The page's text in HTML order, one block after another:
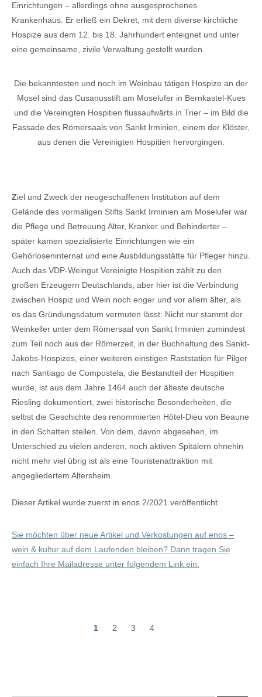
Einrichtungen – allerdings ohne ausgesprochenes
Krankenhaus. Er erließ ein Dekret, mit dem diverse kirchliche
Hospize aus dem 12. bis 18. Jahrhundert enteignet und unter
eine gemeinsame, zivile Verwaltung gestellt wurden.
Die bekanntesten und noch im Weinbau tätigen Hospize an der
Mosel sind das Cusanusstift am Moselufer in Bernkastel-Kues
und die Vereinigten Hospitien flussaufwärts in Trier – im Bild die
Fassade des Römersaals von Sankt lrminien, einem der Klöster,
aus denen die Vereinigten Hospitien hervorgingen.
Ziel und Zweck der neugeschaffenen Institution auf dem
Gelände des vormaligen Stifts Sankt Irminien am Moselufer war
die Pflege und Betreuung Alter, Kranker und Behinderter –
später kamen spezialisierte Einrichtungen wie ein
Gehörloseninternat und eine Ausbildungsstätte für Pfleger hinzu.
Auch das VDP-Weingut Vereinigte Hospitien zählt zu den
großen Erzeugern Deutschlands, aber hier ist die Verbindung
zwischen Hospiz und Wein noch enger und vor allem älter, als
es das Gründungsdatum vermuten lässt: Nicht nur stammt der
Weinkeller unter dem Römersaal von Sankt Irminien zumindest
zum Teil noch aus der Römerzeit, in der Buchhaltung des Sankt-
Jakobs-Hospizes, einer weiteren einstigen Raststation für Pilger
nach Santiago de Compostela, die Bestandteil der Hospitien
wurde, ist aus dem Jahre 1464 auch der älteste deutsche
Riesling dokumentiert, zwei historische Besonderheiten, die
selbst die Geschichte des renommierten Hötel-Dieu von Beaune
in den Schatten stellen. Von dem, davon abgesehen, im
Unterschied zu vielen anderen, noch aktiven Spitälern ohnehin
nicht mehr viel übrig ist als eine Touristenattraktion mit
angegliedertem Altersheim.
Dieser Artikel wurde zuerst in enos 2/2021 veröffentlicht.
Sie möchten über neue Artikel und Verkostungen auf enos –
wein & kultur auf dem Laufenden bleiben? Dann tragen Sie
einfach Ihre Mailadresse unter folgendem Link ein.
1 2 3 4